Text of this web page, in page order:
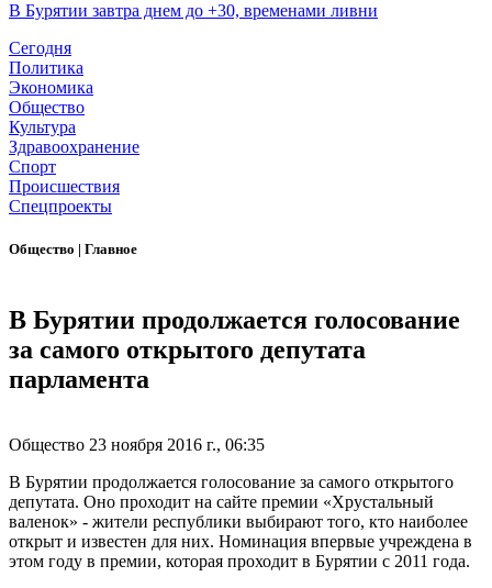
В Бурятии завтра днем до +30, временами ливни
Сегодня
Политика
Экономика
Общество
Культура
Здравоохранение
Спорт
Происшествия
Спецпроекты
Общество | Главное
В Бурятии продолжается голосование
за самого открытого депутата
парламента
Общество 23 ноября 2016 г., 06:35
В Бурятии продолжается голосование за самого открытого
депутата. Оно проходит на сайте премии «Хрустальный
валенок» - жители республики выбирают того, кто наиболее
открыт и известен для них. Номинация впервые учреждена в
этом году в премии, которая проходит в Бурятии с 2011 года.